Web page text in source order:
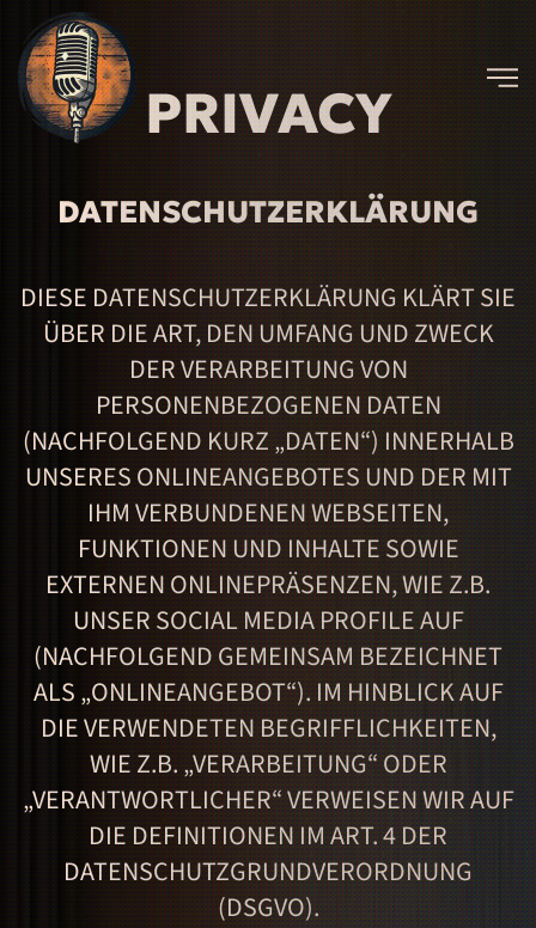
Skip
to
main
content
PRIVACY
DATENSCHUTZERKLÄRUNG
DIESE DATENSCHUTZERKLÄRUNG KLÄRT SIE
ÜBER DIE ART, DEN UMFANG UND ZWECK
DER VERARBEITUNG VON
PERSONENBEZOGENEN DATEN
(NACHFOLGEND KURZ „DATEN“) INNERHALB
UNSERES ONLINEANGEBOTES UND DER MIT
IHM VERBUNDENEN WEBSEITEN,
FUNKTIONEN UND INHALTE SOWIE
EXTERNEN ONLINEPRÄSENZEN, WIE Z.B.
UNSER SOCIAL MEDIA PROFILE AUF
(NACHFOLGEND GEMEINSAM BEZEICHNET
ALS „ONLINEANGEBOT“). IM HINBLICK AUF
DIE VERWENDETEN BEGRIFFLICHKEITEN,
WIE Z.B. „VERARBEITUNG“ ODER
„VERANTWORTLICHER“ VERWEISEN WIR AUF
DIE DEFINITIONEN IM ART. 4 DER
DATENSCHUTZGRUNDVERORDNUNG
(DSGVO).